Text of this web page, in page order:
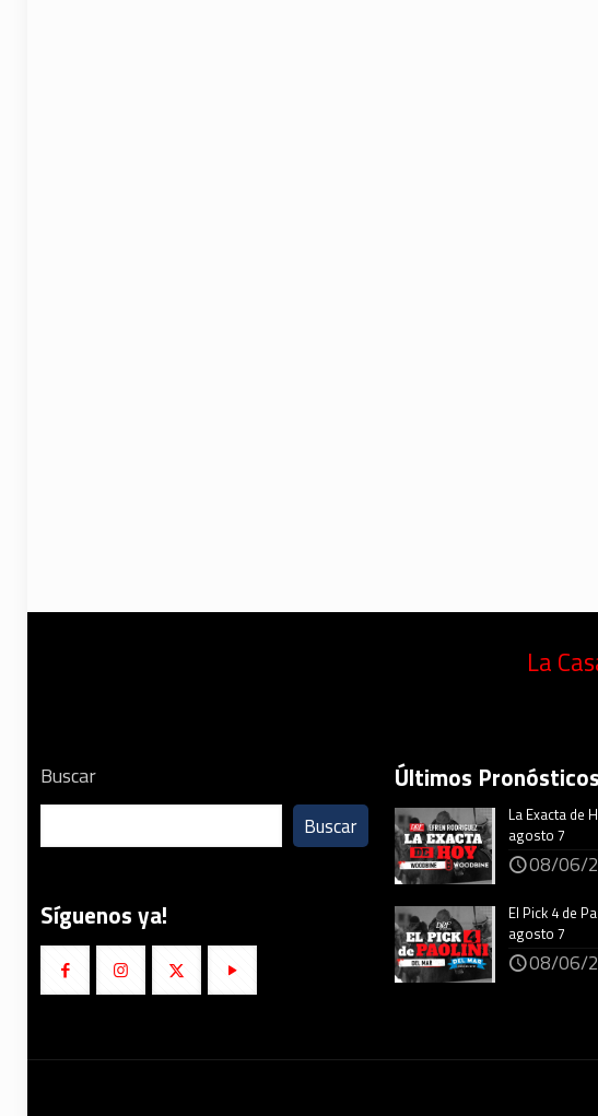
La
Buscar
Buscar
Síguenos ya!
Últimos Pronósticos
La Exacta de
agosto 7
08/06/
El Pick 4 de
agosto 7
08/06/